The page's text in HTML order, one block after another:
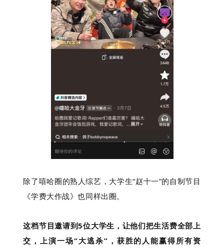
除了嘻哈圈的熟人综艺，大学生“赵十一”的自制节目
《学费大作战》也同样出圈。
这档节目邀请到5位大学生，让他们把生活费全部上
交，上演一场“大逃杀”，获胜的人能赢得所有资